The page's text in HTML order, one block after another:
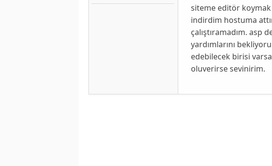
siteme editör
indirdim hostuma
çalıştıramadım. asp
yardımlarını
edebilecek birisi
oluverirse sevinirim.